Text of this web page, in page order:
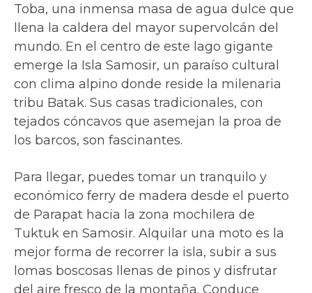
Toba, una inmensa masa de agua dulce que
llena la caldera del mayor supervolcán del
mundo. En el centro de este lago gigante
emerge la Isla Samosir, un paraíso cultural
con clima alpino donde reside la milenaria
tribu Batak. Sus casas tradicionales, con
tejados cóncavos que asemejan la proa de
los barcos, son fascinantes.
Para llegar, puedes tomar un tranquilo y
económico ferry de madera desde el puerto
de Parapat hacia la zona mochilera de
Tuktuk en Samosir. Alquilar una moto es la
mejor forma de recorrer la isla, subir a sus
lomas boscosas llenas de pinos y disfrutar
del aire fresco de la montaña. Conduce